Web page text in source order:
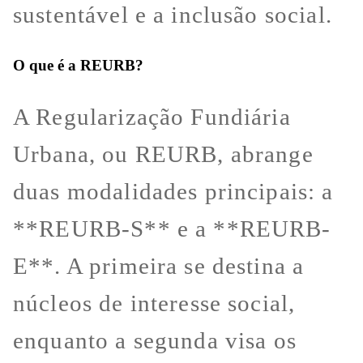
sustentável e a inclusão social.
O que é a REURB?
A Regularização Fundiária
Urbana, ou REURB, abrange
duas modalidades principais: a
**REURB-S** e a **REURB-
E**. A primeira se destina a
núcleos de interesse social,
enquanto a segunda visa os